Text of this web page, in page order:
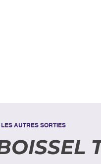
LES AUTRES SORTIES